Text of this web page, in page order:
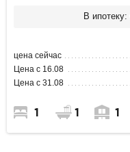
В ипотеку:
цена сейчас
Цена с 16.08
Цена с 31.08
1 1 1